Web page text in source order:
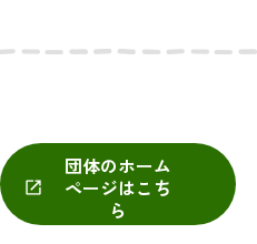
団体のホーム
ページはこち
ら